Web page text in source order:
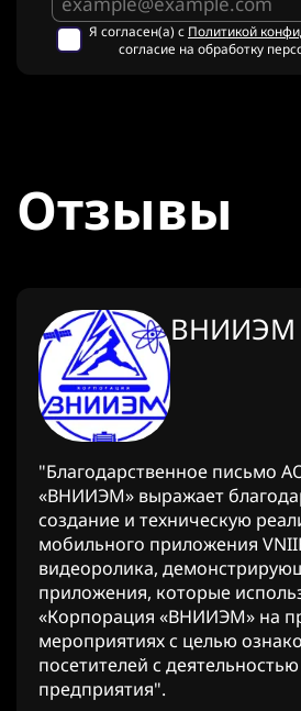
Я согласен(а) с Политикой
согласие на обработку
Отзывы
ВНИИЭМ
"Благодарственное письмо
«ВНИИЭМ» выражает
создание и техническую реализацию
мобильного приложения
видеоролика,
приложения, которые используются АО
«Корпорация «ВНИИЭМ» на
мероприятиях с целью
посетителей с деятельностью и продукцией
предприятия".